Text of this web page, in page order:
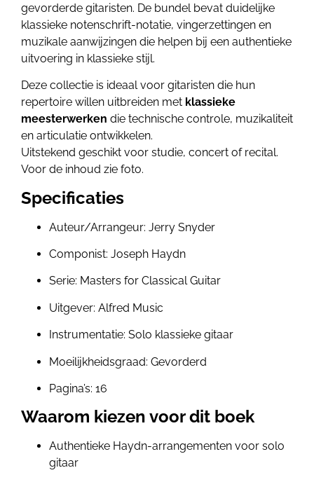
gevorderde gitaristen. De bundel bevat duidelijke
klassieke notenschrift-notatie, vingerzettingen en
muzikale aanwijzingen die helpen bij een authentieke
uitvoering in klassieke stijl.
Deze collectie is ideaal voor gitaristen die hun
repertoire willen uitbreiden met klassieke
meesterwerken die technische controle, muzikaliteit
en articulatie ontwikkelen.
Uitstekend geschikt voor studie, concert of recital.
Voor de inhoud zie foto.
Specificaties
Auteur/Arrangeur: Jerry Snyder
Componist: Joseph Haydn
Serie: Masters for Classical Guitar
Uitgever: Alfred Music
Instrumentatie: Solo klassieke gitaar
Moeilijkheidsgraad: Gevorderd
Pagina’s: 16
Waarom kiezen voor dit boek
Authentieke Haydn-arrangementen voor solo
gitaar